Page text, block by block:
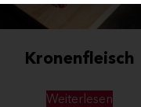
Kronenfleisch
Weiterlesen